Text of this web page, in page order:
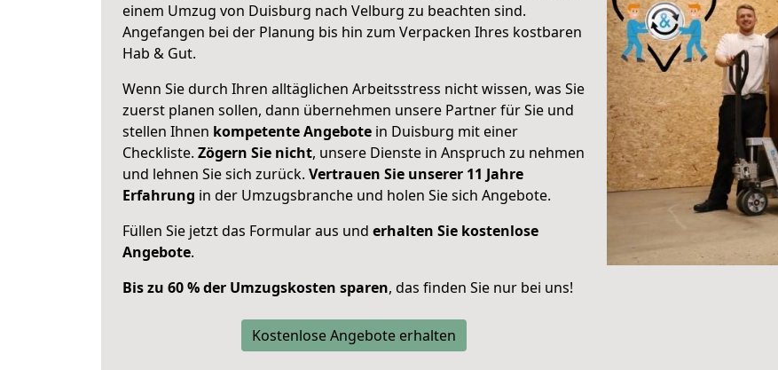
einem Umzug von Duisburg nach Velburg zu beachten sind.
Angefangen bei der Planung bis hin zum Verpacken Ihres kostbaren
Hab & Gut.
Wenn Sie durch Ihren alltäglichen Arbeitsstress nicht wissen, was Sie
zuerst planen sollen, dann übernehmen unsere Partner für Sie und
stellen Ihnen kompetente Angebote in Duisburg mit einer
Checkliste. Zögern Sie nicht, unsere Dienste in Anspruch zu nehmen
und lehnen Sie sich zurück. Vertrauen Sie unserer 11 Jahre
Erfahrung in der Umzugsbranche und holen Sie sich Angebote.
Füllen Sie jetzt das Formular aus und erhalten Sie kostenlose
Angebote.
Bis zu 60 % der Umzugskosten sparen, das finden Sie nur bei uns!
Kostenlose Angebote erhalten